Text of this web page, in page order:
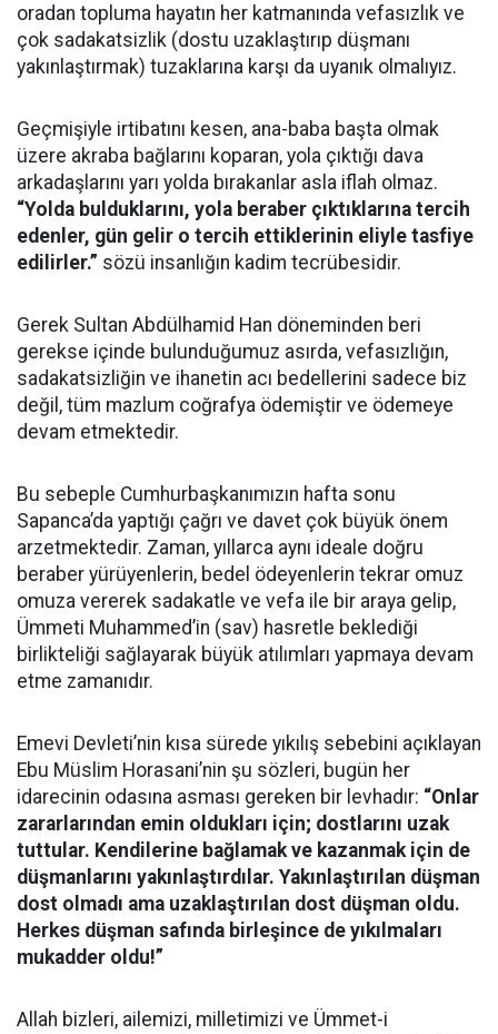
oradan topluma hayatın her katmanında vefasızlık ve
çok sadakatsizlik (dostu uzaklaştırıp düşmanı
yakınlaştırmak) tuzaklarına karşı da uyanık olmalıyız.
Geçmişiyle irtibatını kesen, ana-baba başta olmak
üzere akraba bağlarını koparan, yola çıktığı dava
arkadaşlarını yarı yolda bırakanlar asla iflah olmaz.
“Yolda bulduklarını, yola beraber çıktıklarına tercih
edenler, gün gelir o tercih ettiklerinin eliyle tasfiye
edilirler.” sözü insanlığın kadim tecrübesidir.
Gerek Sultan Abdülhamid Han döneminden beri
gerekse içinde bulunduğumuz asırda, vefasızlığın,
sadakatsizliğin ve ihanetin acı bedellerini sadece biz
değil, tüm mazlum coğrafya ödemiştir ve ödemeye
devam etmektedir.
Bu sebeple Cumhurbaşkanımızın hafta sonu
Sapanca’da yaptığı çağrı ve davet çok büyük önem
arzetmektedir. Zaman, yıllarca aynı ideale doğru
beraber yürüyenlerin, bedel ödeyenlerin tekrar omuz
omuza vererek sadakatle ve vefa ile bir araya gelip,
Ümmeti Muhammed’in (sav) hasretle beklediği
birlikteliği sağlayarak büyük atılımları yapmaya devam
etme zamanıdır.
Emevi Devleti’nin kısa sürede yıkılış sebebini açıklayan
Ebu Müslim Horasani’nin şu sözleri, bugün her
idarecinin odasına asması gereken bir levhadır: “Onlar
zararlarından emin oldukları için; dostlarını uzak
tuttular. Kendilerine bağlamak ve kazanmak için de
düşmanlarını yakınlaştırdılar. Yakınlaştırılan düşman
dost olmadı ama uzaklaştırılan dost düşman oldu.
Herkes düşman safında birleşince de yıkılmaları
mukadder oldu!”
Allah bizleri, ailemizi, milletimizi ve Ümmet-i